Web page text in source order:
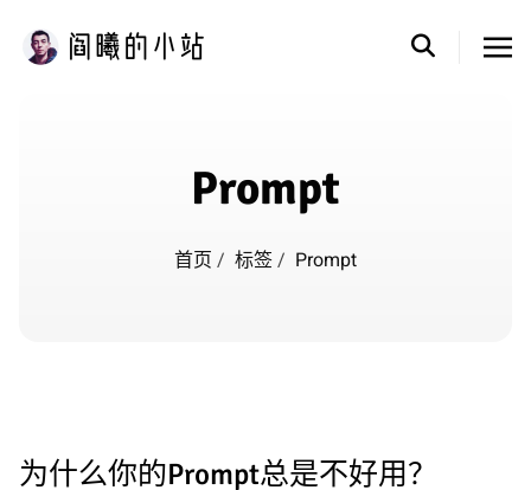
Prompt
首页 / 标签/ Prompt
为什么你的Prompt总是不好用？